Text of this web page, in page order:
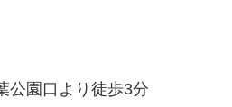
公園口より徒歩3分